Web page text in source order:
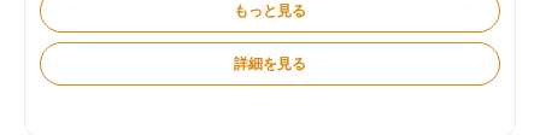
もっと見る
詳細を見る